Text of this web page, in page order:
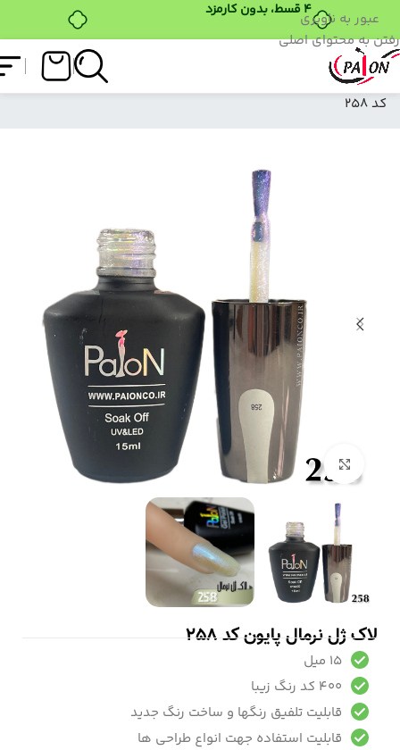
۴ قسط، بدون کارمزد
عبور به ناوبری
رفتن به محتوای اصلی
فروشگاه
لاک ژل نرمال پایون
کد 258
بزرگنمایی تصویر
لاک ژل نرمال پایون کد 258
15 میل
400 کد رنگ زیبا
قابلیت تلفیق رنگها و ساخت رنگ جدید
قابلیت استفاده جهت انواع طراحی ها